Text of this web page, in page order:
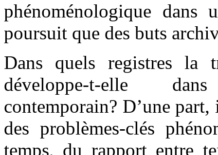
phénoménologique dans
poursuit que des buts
Dans quels registres la
développe-t-elle
contemporain? D’une
des problèmes-clés
temps, du rapport entre